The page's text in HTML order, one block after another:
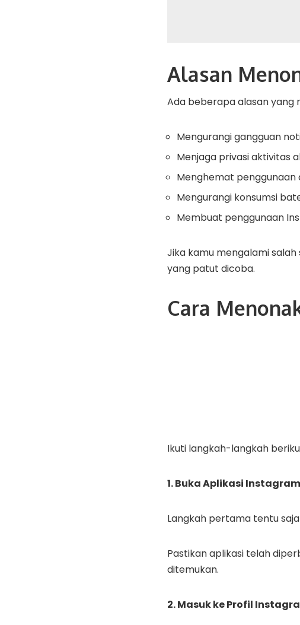
Alasan
Ada beberapa alasan yang
Mengurangi gangguan
Menjaga privasi aktivitas
Menghemat
Mengurangi konsumsi
Membuat penggunaan
Jika kamu mengalami
yang patut dicoba.
Cara
Ikuti langkah-langkah
1. Buka Aplikasi Instagram
Langkah pertama tentu
Pastikan aplikasi telah
ditemukan.
2. Masuk ke Profil